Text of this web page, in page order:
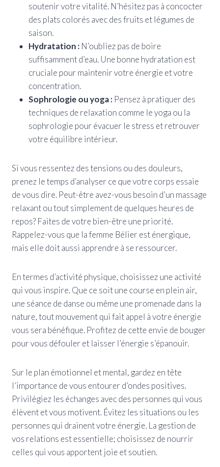
soutenir votre vitalité. N’hésitez pas à concocter
des plats colorés avec des fruits et légumes de
saison.
Hydratation : N’oubliez pas de boire
suffisamment d’eau. Une bonne hydratation est
cruciale pour maintenir votre énergie et votre
concentration.
Sophrologie ou yoga : Pensez à pratiquer des
techniques de relaxation comme le yoga ou la
sophrologie pour évacuer le stress et retrouver
votre équilibre intérieur.
Si vous ressentez des tensions ou des douleurs,
prenez le temps d’analyser ce que votre corps essaie
de vous dire. Peut-être avez-vous besoin d’un massage
relaxant ou tout simplement de quelques heures de
repos? Faites de votre bien-être une priorité.
Rappelez-vous que la femme Bélier est énergique,
mais elle doit aussi apprendre à se ressourcer.
En termes d’activité physique, choisissez une activité
qui vous inspire. Que ce soit une course en plein air,
une séance de danse ou même une promenade dans la
nature, tout mouvement qui fait appel à votre énergie
vous sera bénéfique. Profitez de cette envie de bouger
pour vous défouler et laisser l’énergie s’épanouir.
Sur le plan émotionnel et mental, gardez en tête
l’importance de vous entourer d’ondes positives.
Privilégiez les échanges avec des personnes qui vous
élèvent et vous motivent. Évitez les situations ou les
personnes qui drainent votre énergie. La gestion de
vos relations est essentielle; choisissez de nourrir
celles qui vous apportent joie et soutien.